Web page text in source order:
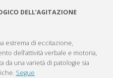
DELL’AGITAZIONE
estrema di eccitazione,
dell’attività verbale e motoria,
da una varietà di patologie sia
Segue